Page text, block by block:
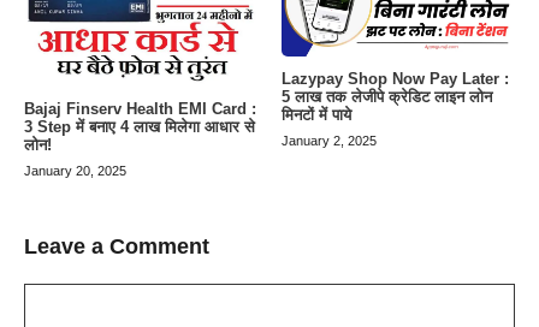
Bajaj Finserv Health EMI Card :
3 Step में बनाए 4 लाख मिलेगा आधार से
लोन!
January 20, 2025
Lazypay Shop Now Pay Later :
5 लाख तक लेजीपे क्रेडिट लाइन लोन
मिनटों में पाये
January 2, 2025
Leave a Comment